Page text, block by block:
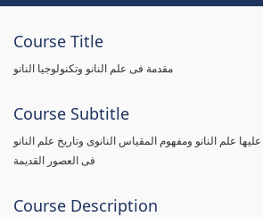
Course Title
مقدمة فى علم النانو وتكنولوجيا النانو
Course Subtitle
علم النانو ومفهوم المقياس النانوى وتاريخ علم النانو
فى العصور القديمة
Course Description